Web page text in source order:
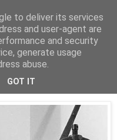
to deliver its services
and user-agent are
and security
generate usage
abuse.
GOT IT